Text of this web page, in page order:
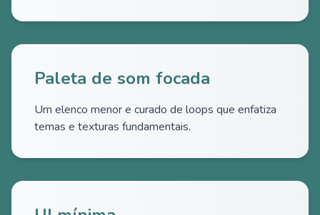
Paleta de som focada
Um elenco menor e curado de loops que enfatiza
temas e texturas fundamentais.